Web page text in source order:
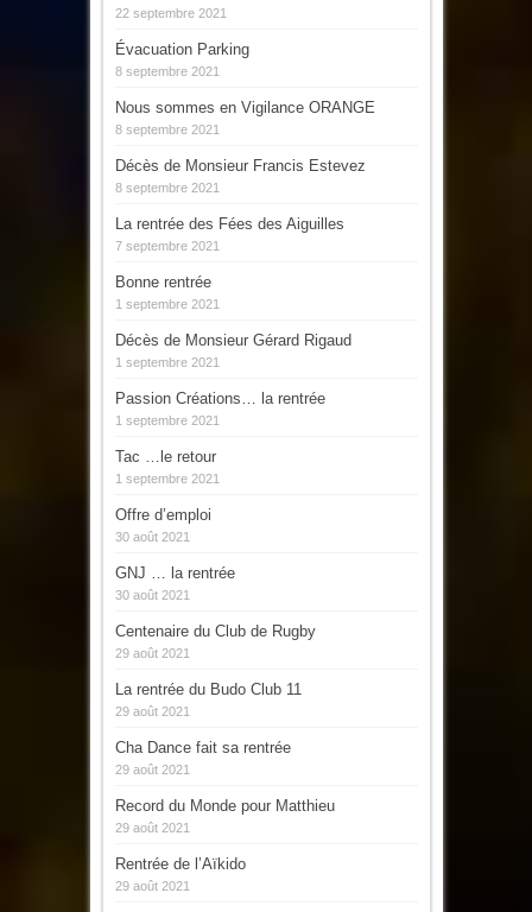
22 septembre 2021
Évacuation Parking
8 septembre 2021
Nous sommes en Vigilance ORANGE
8 septembre 2021
Décès de Monsieur Francis Estevez
8 septembre 2021
La rentrée des Fées des Aiguilles
7 septembre 2021
Bonne rentrée
1 septembre 2021
Décès de Monsieur Gérard Rigaud
1 septembre 2021
Passion Créations… la rentrée
1 septembre 2021
Tac …le retour
1 septembre 2021
Offre d’emploi
30 août 2021
GNJ … la rentrée
30 août 2021
Centenaire du Club de Rugby
29 août 2021
La rentrée du Budo Club 11
29 août 2021
Cha Dance fait sa rentrée
29 août 2021
Record du Monde pour Matthieu
29 août 2021
Rentrée de l’Aïkido
29 août 2021